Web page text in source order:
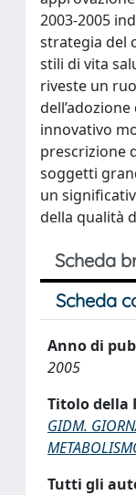
2003-2005
strategia del
stili di vita
riveste un
innovativo
prescrizione
soggetti
un
della qualità
Scheda
Scheda
Anno di
2005
Titolo della
GIDM.
Tutti gli